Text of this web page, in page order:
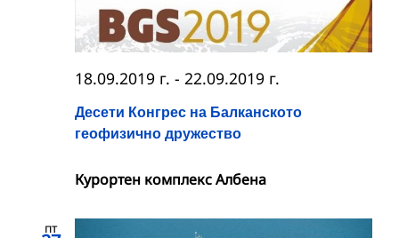
Десети Конгрес на Балканското
геофизично дружество
18.09.2019 г. - 22.09.2019 г.
Курортен комплекс Албена
пт